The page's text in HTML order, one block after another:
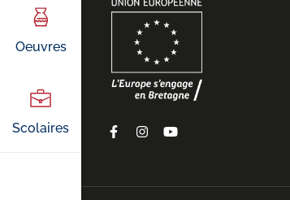
Oeuvres
Scolaires FacebookInstagramYoutube